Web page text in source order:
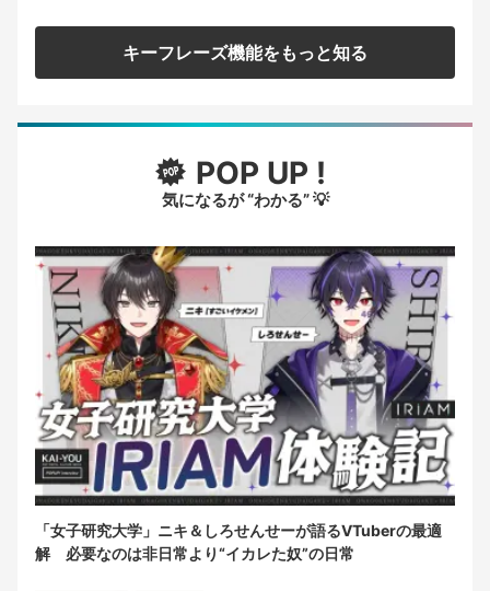
キーフレーズ機能をもっと知る
POP UP !
気になるが “わかる” 💡
「女子研究大学」ニキ＆しろせんせーが語るVTuberの最適
解 必要なのは非日常より“イカレた奴”の日常